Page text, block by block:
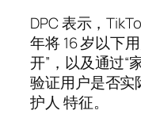
DPC 表示，
年将 16 岁以下
开”，以及通过“
验证用户是否实
护人 特征。